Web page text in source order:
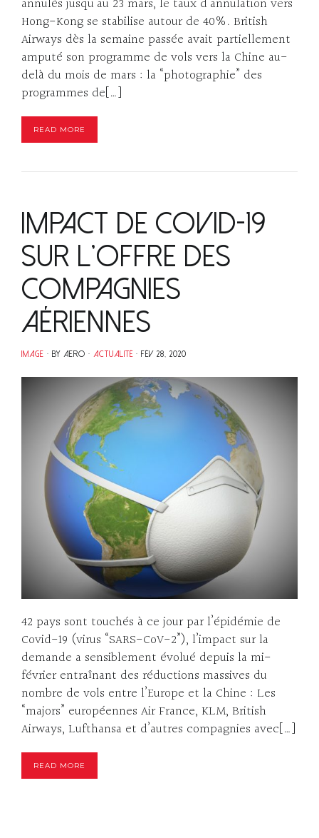
annulés jusqu’au 23 mars, le taux d’annulation vers
Hong-Kong se stabilise autour de 40%. British
Airways dès la semaine passée avait partiellement
amputé son programme de vols vers la Chine au-
delà du mois de mars : la “photographie” des
programmes de[…]
READ MORE
Impact de Covid-19
sur l’offre des
compagnies
aériennes
IMAGE BY AERO ACTUALITÉ FÉV 28, 2020
42 pays sont touchés à ce jour par l’épidémie de
Covid-19 (virus “SARS-CoV-2”), l’impact sur la
demande a sensiblement évolué depuis la mi-
février entraînant des réductions massives du
nombre de vols entre l’Europe et la Chine : Les
“majors” européennes Air France, KLM, British
Airways, Lufthansa et d’autres compagnies avec[…]
READ MORE